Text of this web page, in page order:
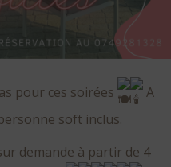
pour ces soirées
A
soft inclus.
demande à partir de 4